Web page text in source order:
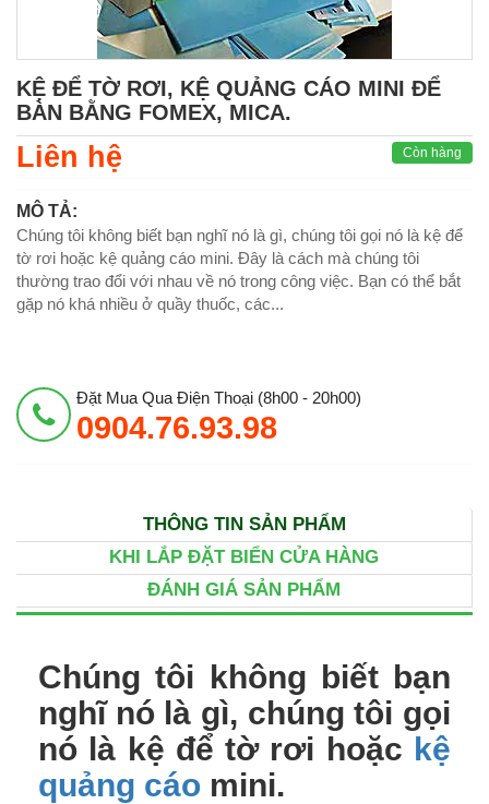
KỆ ĐỂ TỜ RƠI, KỆ QUẢNG CÁO MINI ĐỂ
BÀN BẰNG FOMEX, MICA.
Liên hệ Còn hàng
MÔ TẢ:
Chúng tôi không biết bạn nghĩ nó là gì, chúng tôi gọi nó là kệ để
tờ rơi hoặc kệ quảng cáo mini. Đây là cách mà chúng tôi
thường trao đổi với nhau về nó trong công việc. Bạn có thể bắt
gặp nó khá nhiều ở quầy thuốc, các...
Đặt Mua Qua Điện Thoại (8h00 - 20h00)
0904.76.93.98
THÔNG TIN SẢN PHẨM
KHI LẮP ĐẶT BIỂN CỬA HÀNG
ĐÁNH GIÁ SẢN PHẨM
Chúng tôi không biết bạn
nghĩ nó là gì, chúng tôi gọi
nó là kệ để tờ rơi hoặc kệ
quảng cáo mini.